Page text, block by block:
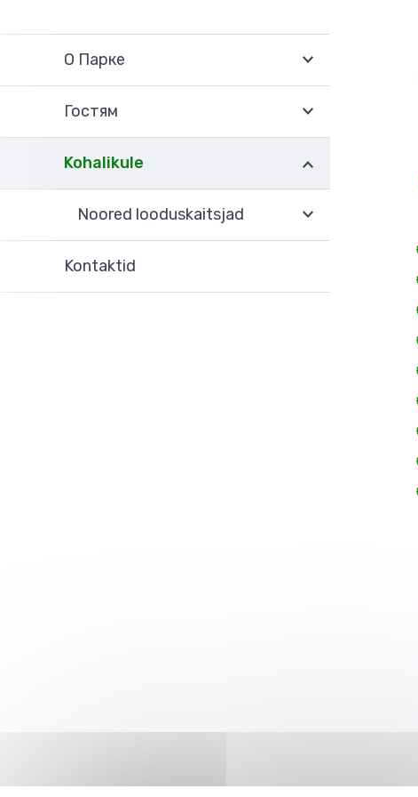
О Парке
Гостям
Kohalikule
Noored looduskaitsjad
Kontaktid